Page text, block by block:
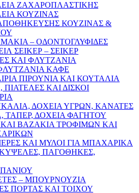
ΖΑΧΑΡΟΠΛΑΣΤΙΚΗΣ
ΚΟΥΖΙΝΑΣ
ΚΟΥΖΙΝΑΣ &
– ΟΔΟΝΤΟΓΛΥΦΙΔΕΣ
ΣΕΙΚΕΡ – ΣΕΙΚΕΡ
ΚΑΙ ΦΛΥΤΖΑΝΙΑ
ΚΑΦΕ
ΠΙΡΟΥΝΙΑ ΚΑΙ ΚΟΥΤΑΛΙΑ
ΠΙΑΤΕΛΕΣ ΚΑΙ ΔΙΣΚΟΙ
ΔΟΧΕΙΑ ΥΓΡΩΝ, ΚΑΝΑΤΕΣ
ΤΑΠΕΡ, ΔΟΧΕΙΑ ΦΑΓΗΤΟΥ
ΒΑΖΑΚΙΑ ΤΡΟΦΙΜΩΝ ΚΑΙ
ΚΑΙ ΜΥΛΟΙ ΓΙΑ ΜΠΑΧΑΡΙΚΑ
ΠΑΓΟΘΗΚΕΣ,
– ΜΠΟΥΡΝΟΥΖΙΑ
ΠΟΡΤΑΣ ΚΑΙ ΤΟΙΧΟΥ